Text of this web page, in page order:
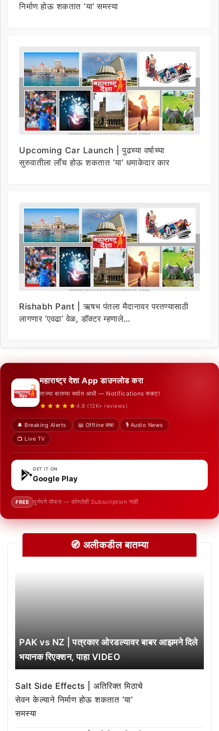
निर्माण होऊ शकतात ‘या’ समस्या
Upcoming Car Launch | पुढच्या वर्षाच्या
सुरुवातीला लाँच होऊ शकतात ‘या’ धमाकेदार कार
Rishabh Pant | ऋषभ पंतला मैदानावर परतण्यासाठी
लागणार ‘एवढा’ वेळ, डॉक्टर म्हणाले…
महाराष्ट्र देशा App डाउनलोड करा
ताज्या बातम्या सर्वात आधी — Notifications सकट!
★★★★★ 4.8 (12K+ reviews)
🔔 Breaking Alerts 📖 Offline वाचा
🎙️ Audio News
📺 Live TV
GET IT ON
Google Play
FREE पूर्णपणे मोफत — कोणतेही Subscription नाही
🧭 अलीकडील बातम्या
PAK vs NZ | पत्रकार ओरडल्यावर बाबर आझमने दिले
भयानक रिएक्शन, पाहा VIDEO
Salt Side Effects | अतिरिक्त मिठाचे
सेवन केल्याने निर्माण होऊ शकतात ‘या’
समस्या